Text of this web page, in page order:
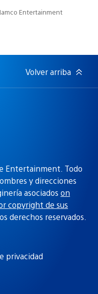
Entertainment
Volver arriba
Entertainment. Todo
y direcciones
asociados on
copyright de sus
derechos reservados.
privacidad